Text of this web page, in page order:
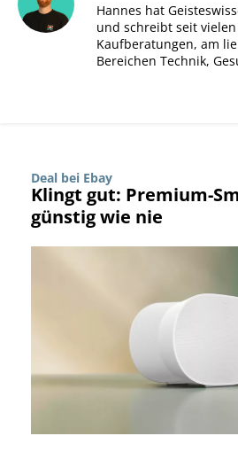
Hannes hat
und schreibt seit
Kaufberatungen, am
Bereichen Technik,
Deal bei Ebay
Klingt gut: Premium-
günstig wie nie